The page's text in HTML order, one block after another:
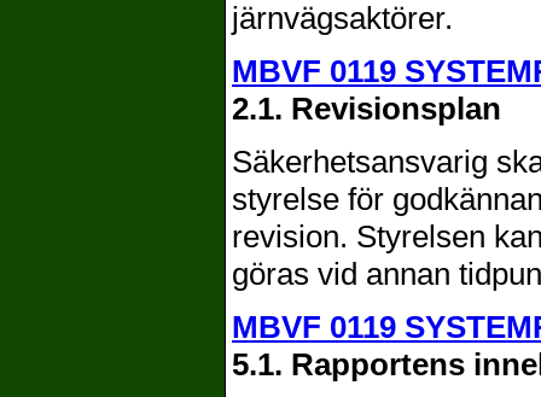
järnvägsaktörer.
MBVF 0119
2.1. Revisionsplan
Säkerhetsansvarig
styrelse för
revision. Styrelsen
göras vid annan
MBVF 0119
5.1. Rapportens